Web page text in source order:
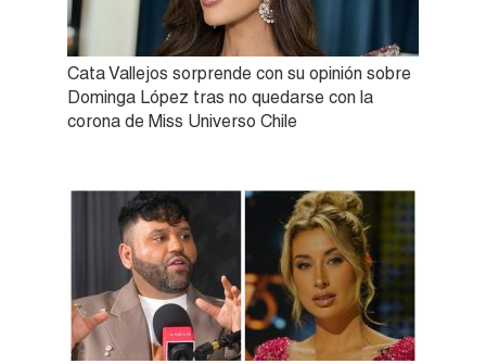
Cata Vallejos sorprende con su opinión sobre
Dominga López tras no quedarse con la
corona de Miss Universo Chile